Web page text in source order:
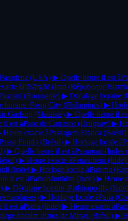
Pasadena (USA) ▶ Quelle heure il est à
àPāsārgād (Iran (République
(Roumanie) ▶ Décalage horaire :
horaire :Pasig City (Philippines) ▶
Gudang (Malaisie) ▶ Quelle heure il
il est àPaso de Carrasco (Uruguay) ▶
Heure exacte àPassagem Franca (Brésil)
Fundo (Brésil) ▶ Horloge locale à
▶ Quelle heure il est àPasuruan (Indes
▶ Heure exacte àPatancheru (Inde)
(Inde) ▶ Horloge locale àPaterna
il est àPathanāmthitta (Inde) ▶ Heure
▶ Décalage horaire :Pathirappally (Inde)
▶ Horloge locale àPatía
il est àPatna (Inde) ▶ Heure exacte à
horaire :Patos de Minas (Brésil) ▶